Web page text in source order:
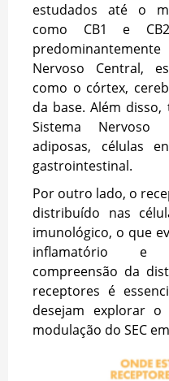
estudados até o
como CB1 e
Nervoso Central,
como o córtex,
da base. Além
Sistema Nervoso
adiposas, células
gastrointestinal.
Por outro lado, o
distribuído nas
imunológico, o que
inflamatório e
compreensão da
receptores é
desejam explorar
modulação do SEC